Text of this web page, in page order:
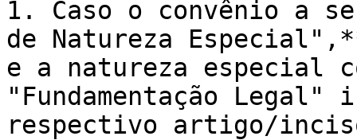
1. Caso o convênio a
de Natureza
e a natureza especial
"Fundamentação
respectivo artigo/